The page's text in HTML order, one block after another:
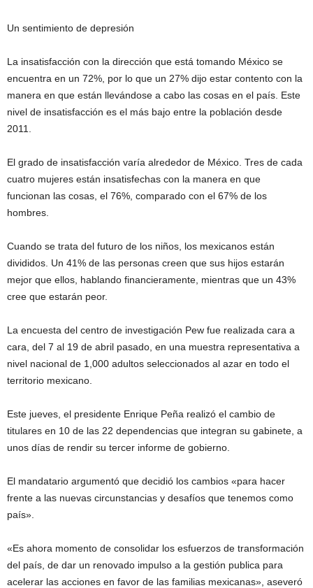
Un sentimiento de depresión
La insatisfacción con la dirección que está tomando México se
encuentra en un 72%, por lo que un 27% dijo estar contento con la
manera en que están llevándose a cabo las cosas en el país. Este
nivel de insatisfacción es el más bajo entre la población desde
2011.
El grado de insatisfacción varía alrededor de México. Tres de cada
cuatro mujeres están insatisfechas con la manera en que
funcionan las cosas, el 76%, comparado con el 67% de los
hombres.
Cuando se trata del futuro de los niños, los mexicanos están
divididos. Un 41% de las personas creen que sus hijos estarán
mejor que ellos, hablando financieramente, mientras que un 43%
cree que estarán peor.
La encuesta del centro de investigación Pew fue realizada cara a
cara, del 7 al 19 de abril pasado, en una muestra representativa a
nivel nacional de 1,000 adultos seleccionados al azar en todo el
territorio mexicano.
Este jueves, el presidente Enrique Peña realizó el cambio de
titulares en 10 de las 22 dependencias que integran su gabinete, a
unos días de rendir su tercer informe de gobierno.
El mandatario argumentó que decidió los cambios «para hacer
frente a las nuevas circunstancias y desafíos que tenemos como
país».
«Es ahora momento de consolidar los esfuerzos de transformación
del país, de dar un renovado impulso a la gestión publica para
acelerar las acciones en favor de las familias mexicanas», aseveró